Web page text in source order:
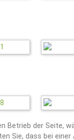
der Seite,
Sie, dass bei